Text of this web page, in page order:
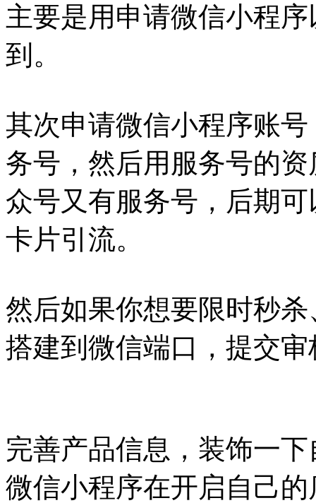
主要是用申请微信小程
到。
其次申请微信小程序账
务号，然后用服务号的
众号又有服务号，后期
卡片引流。
然后如果你想要限时秒
搭建到微信端口，提交
完善产品信息，装饰一
微信小程序在开启自己